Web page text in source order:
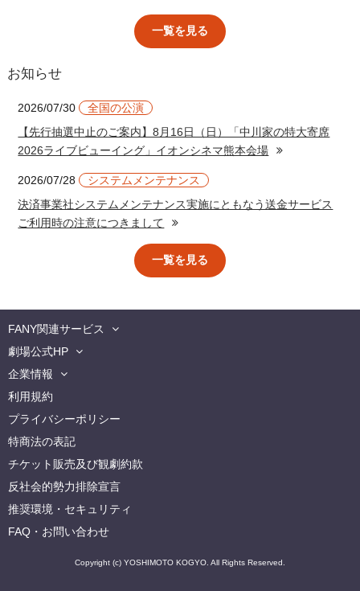
一覧を見る
お知らせ
2026/07/30
全国の公演
【先行抽選中止のご案内】8月16日（日）「中川家の特大寄席
2026ライブビューイング」イオンシネマ熊本会場
2026/07/28
システムメンテナンス
決済事業社システムメンテナンス実施にともなう送金サービス
ご利用時の注意につきまして
一覧を見る
FANY関連サービス
劇場公式HP
企業情報
利用規約
プライバシーポリシー
特商法の表記
チケット販売及び観劇約款
反社会的勢力排除宣言
推奨環境・セキュリティ
FAQ・お問い合わせ
Copyright (c) YOSHIMOTO KOGYO. All Rights Reserved.